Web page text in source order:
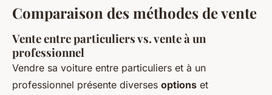
Comparaison des méthodes de vente
Vente entre particuliers vs. vente à un
professionnel
Vendre sa voiture entre particuliers et à un
professionnel présente diverses options et